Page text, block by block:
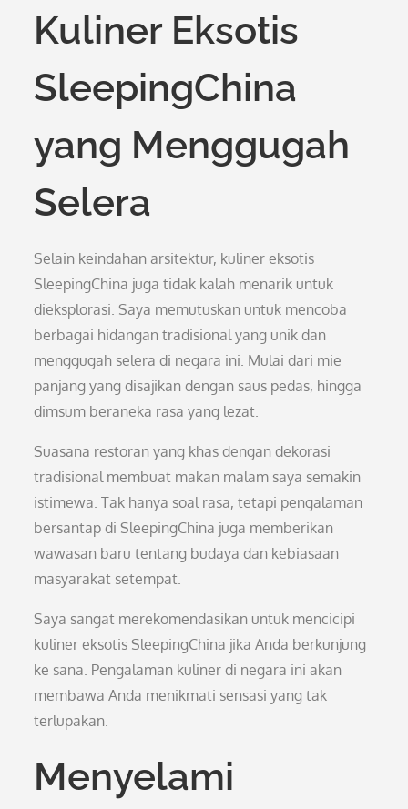
Kuliner Eksotis
SleepingChina
yang Menggugah
Selera
Selain keindahan arsitektur, kuliner eksotis
SleepingChina juga tidak kalah menarik untuk
dieksplorasi. Saya memutuskan untuk mencoba
berbagai hidangan tradisional yang unik dan
menggugah selera di negara ini. Mulai dari mie
panjang yang disajikan dengan saus pedas, hingga
dimsum beraneka rasa yang lezat.
Suasana restoran yang khas dengan dekorasi
tradisional membuat makan malam saya semakin
istimewa. Tak hanya soal rasa, tetapi pengalaman
bersantap di SleepingChina juga memberikan
wawasan baru tentang budaya dan kebiasaan
masyarakat setempat.
Saya sangat merekomendasikan untuk mencicipi
kuliner eksotis SleepingChina jika Anda berkunjung
ke sana. Pengalaman kuliner di negara ini akan
membawa Anda menikmati sensasi yang tak
terlupakan.
Menyelami